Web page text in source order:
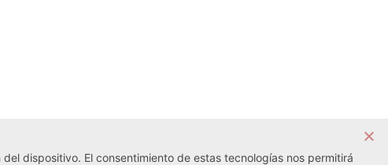
dispositivo. El consentimiento de estas tecnologías nos permitirá